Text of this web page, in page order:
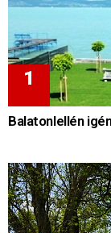
Balatonlellén